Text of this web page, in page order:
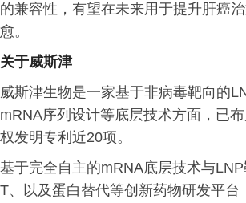
的兼容性，有望在未来用于提升肝癌
愈。
关于威斯津
威斯津生物是一家基于非病毒靶向的
mRNA序列设计等底层技术方面，已
权发明专利近20项。
基于完全自主的mRNA底层技术与
T、以及蛋白替代等创新药物研发平